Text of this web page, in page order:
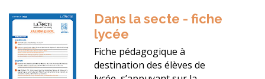
Dans la secte - fiche
lycée
Fiche pédagogique à
destination des élèves de